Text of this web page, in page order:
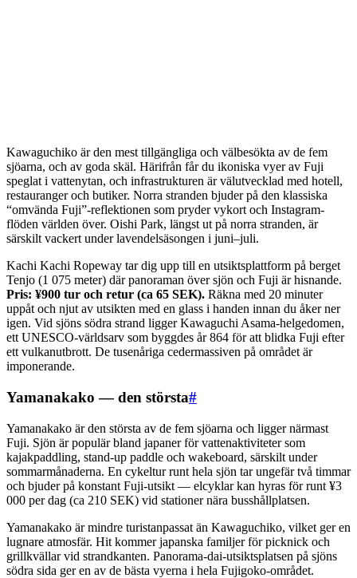
Kawaguchiko är den mest tillgängliga och välbesökta av de fem
sjöarna, och av goda skäl. Härifrån får du ikoniska vyer av Fuji
speglat i vattenytan, och infrastrukturen är välutvecklad med hotell,
restauranger och butiker. Norra stranden bjuder på den klassiska
“omvända Fuji”-reflektionen som pryder vykort och Instagram-
flöden världen över. Oishi Park, längst ut på norra stranden, är
särskilt vackert under lavendelsäsongen i juni–juli.
Kachi Kachi Ropeway tar dig upp till en utsiktsplattform på berget
Tenjo (1 075 meter) där panoraman över sjön och Fuji är hisnande.
Pris: ¥900 tur och retur (ca 65 SEK). Räkna med 20 minuter
uppåt och njut av utsikten med en glass i handen innan du åker ner
igen. Vid sjöns södra strand ligger Kawaguchi Asama-helgedomen,
ett UNESCO-världsarv som byggdes år 864 för att blidka Fuji efter
ett vulkanutbrott. De tusenåriga cedermassiven på området är
imponerande.
Yamanakako — den största#
Yamanakako är den största av de fem sjöarna och ligger närmast
Fuji. Sjön är populär bland japaner för vattenaktiviteter som
kajakpaddling, stand-up paddle och wakeboard, särskilt under
sommarmånaderna. En cykeltur runt hela sjön tar ungefär två timmar
och bjuder på konstant Fuji-utsikt — elcyklar kan hyras för runt ¥3
000 per dag (ca 210 SEK) vid stationer nära busshållplatsen.
Yamanakako är mindre turistanpassat än Kawaguchiko, vilket ger en
lugnare atmosfär. Hit kommer japanska familjer för picknick och
grillkvällar vid strandkanten. Panorama-dai-utsiktsplatsen på sjöns
södra sida ger en av de bästa vyerna i hela Fujigoko-området.